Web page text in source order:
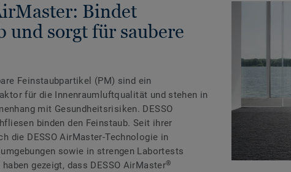
Bindet
und sorgt für saubere
Feinstaubpartikel (PM) sind ein
für die Innenraumluftqualität und stehen in
mit Gesundheitsrisiken. DESSO
binden den Feinstaub. Seit ihrer
die DESSO AirMaster-Technologie in
sowie in strengen Labortests
gezeigt, dass DESSO AirMaster®